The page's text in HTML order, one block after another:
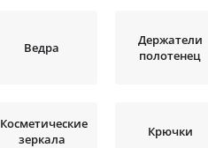
Ведра
Держатели
полотенец
Косметические
зеркала
Крючки